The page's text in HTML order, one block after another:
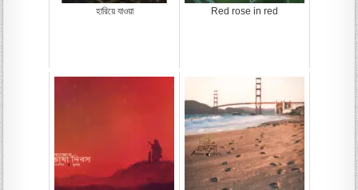
হারিয়ে যাওয়া Red rose in red